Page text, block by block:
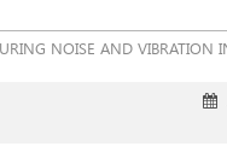
NOISE AND VIBRATION